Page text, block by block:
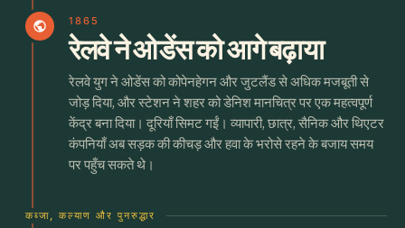
public 1865
रेलवे ने ओडेंस को आगे बढ़ाया
रेलवे युग ने ओडेंस को कोपेनहेगन और जुटलैंड से अधिक मजबूती से
जोड़ दिया, और स्टेशन ने शहर को डेनिश मानचित्र पर एक महत्वपूर्ण
केंद्र बना दिया। दूरियाँ सिमट गईं। व्यापारी, छात्र, सैनिक और थिएटर
कंपनियाँ अब सड़क की कीचड़ और हवा के भरोसे रहने के बजाय समय
पर पहुँच सकते थे।
कब्जा, कल्याण और पुनरुद्धार